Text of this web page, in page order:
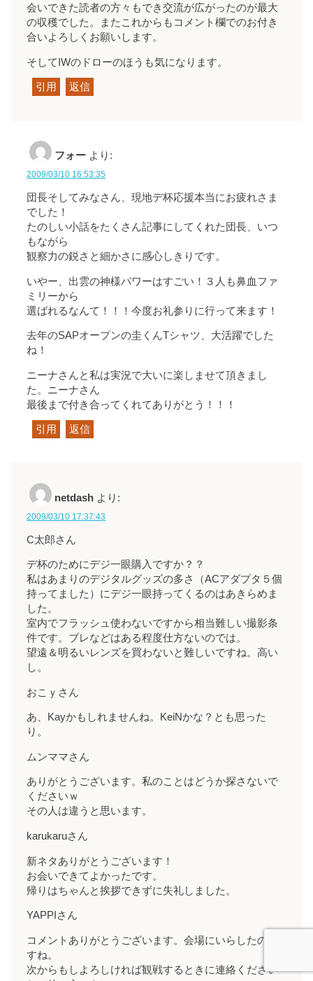
会いできた読者の方々もでき交流が広がったのが最大
の収穫でした。またこれからもコメント欄でのお付き
合いよろしくお願いします。
そしてIWのドローのほうも気になります。
引用 返信
フォー より:
2009/03/10 16:53:35
団長そしてみなさん、現地デ杯応援本当にお疲れさま
でした！
たのしい小話をたくさん記事にしてくれた団長、いつ
もながら
観察力の鋭さと細かさに感心しきりです。
いやー、出雲の神様パワーはすごい！３人も鼻血ファ
ミリーから
選ばれるなんて！！！今度お礼参りに行って来ます！
去年のSAPオープンの圭くんTシャツ、大活躍でした
ね！
ニーナさんと私は実況で大いに楽しませて頂きまし
た。ニーナさん
最後まで付き合ってくれてありがとう！！！
引用 返信
netdash より:
2009/03/10 17:37:43
C太郎さん
デ杯のためにデジ一眼購入ですか？？
私はあまりのデジタルグッズの多さ（ACアダプタ５個
持ってました）にデジ一眼持ってくるのはあきらめま
した。
室内でフラッシュ使わないですから相当難しい撮影条
件です。ブレなどはある程度仕方ないのでは。
望遠＆明るいレンズを買わないと難しいですね。高い
し。
おこｙさん
あ、Kayかもしれませんね。KeiNかな？とも思った
り。
ムンママさん
ありがとうございます。私のことはどうか探さないで
くださいｗ
その人は違うと思います。
karukaruさん
新ネタありがとうございます！
お会いできてよかったです。
帰りはちゃんと挨拶できずに失礼しました。
YAPPIさん
コメントありがとうございます。会場にいらしたので
すね。
次からもしよろしければ観戦するときに連絡ください